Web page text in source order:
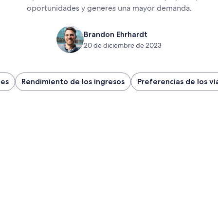
oportunidades y generes una mayor demanda.
Brandon Ehrhardt
20 de diciembre de 2023
Rendimiento de los ingresos Preferencias de los